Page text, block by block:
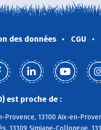
des données CGU
est proche de :
13100 Aix-en-
13109 Simiane-Collongue,